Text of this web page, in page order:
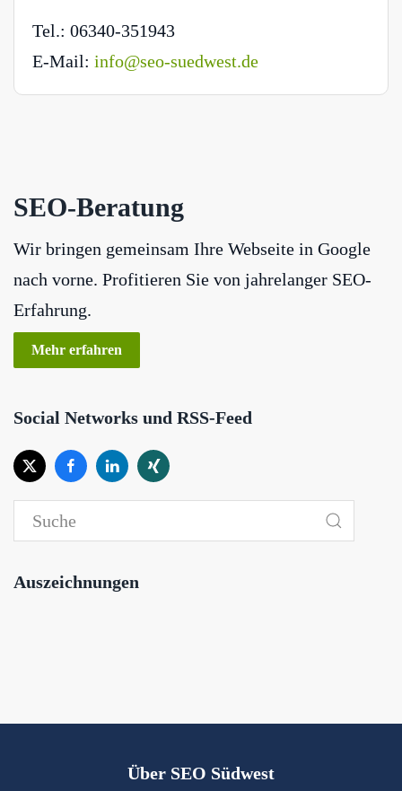
Tel.: 06340-351943
E-Mail: info@seo-suedwest.de
SEO-Beratung
Wir bringen gemeinsam Ihre Webseite in Google
nach vorne. Profitieren Sie von jahrelanger SEO-
Erfahrung.
Mehr erfahren
Social Networks und RSS-Feed
Auszeichnungen
Über SEO Südwest